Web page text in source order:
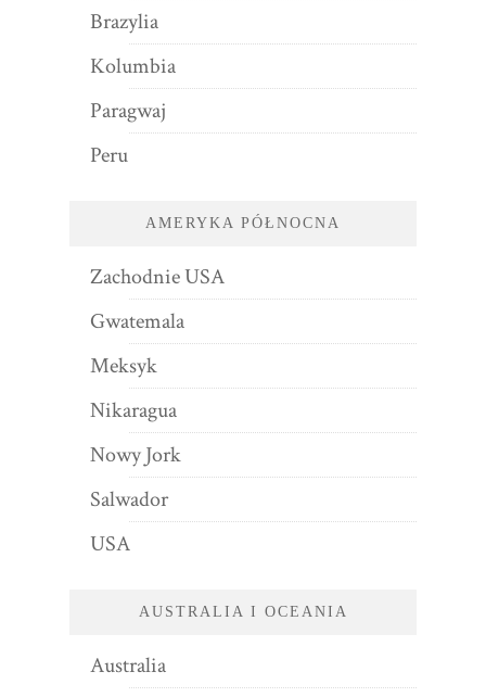
Brazylia
Kolumbia
Paragwaj
Peru
AMERYKA PÓŁNOCNA
Zachodnie USA
Gwatemala
Meksyk
Nikaragua
Nowy Jork
Salwador
USA
AUSTRALIA I OCEANIA
Australia